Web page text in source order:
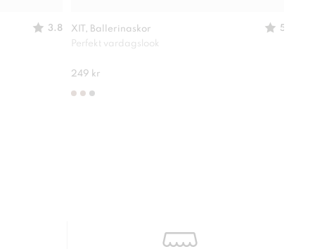
3.8 XIT, Ballerinaskor
5
Perfekt vardagslook
249 kr